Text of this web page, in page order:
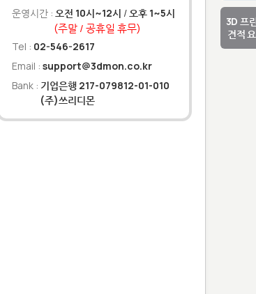
3D 프
견적
운영시간 : 오전 10시~12시 /오후 1~5시
(주말 / 공휴일 휴무)
Tel : 02-546-2617
Email : support@3dmon.co.kr
Bank : 기업은행 217-079812-01-010
(주)쓰리디몬